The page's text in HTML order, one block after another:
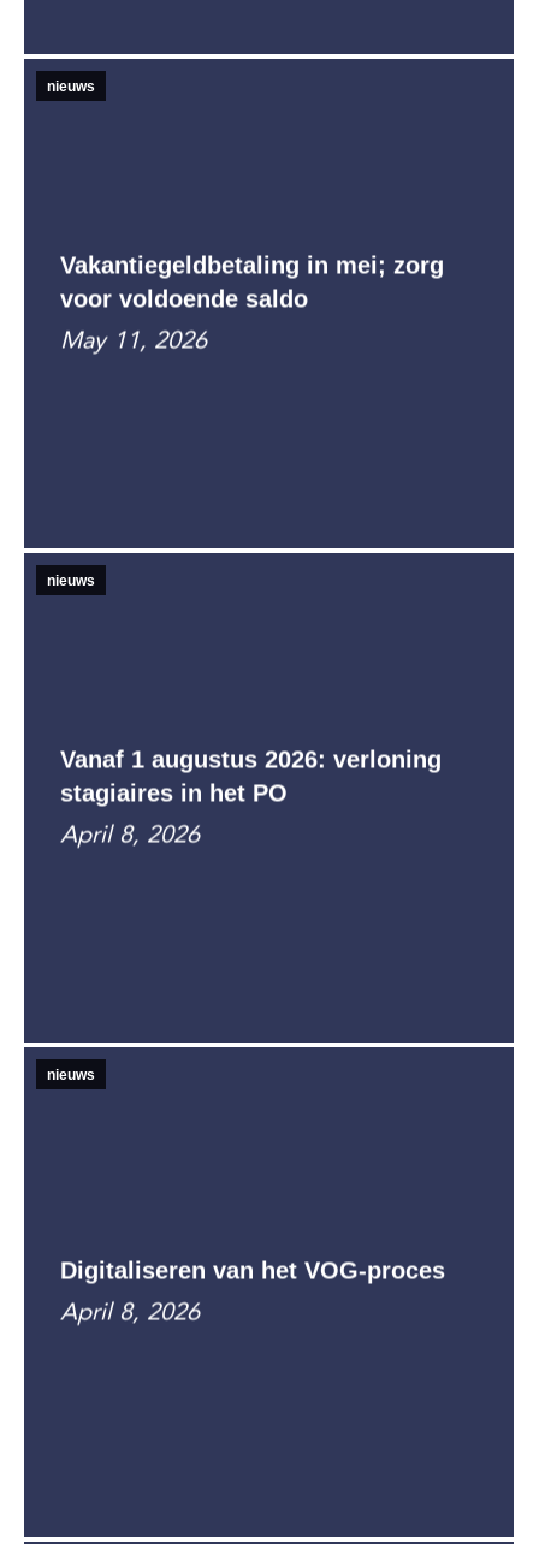
nieuws
Vakantiegeldbetaling in mei; zorg
voor voldoende saldo
May 11, 2026
nieuws
Vanaf 1 augustus 2026: verloning
stagiaires in het PO
April 8, 2026
nieuws
Digitaliseren van het VOG-proces
April 8, 2026